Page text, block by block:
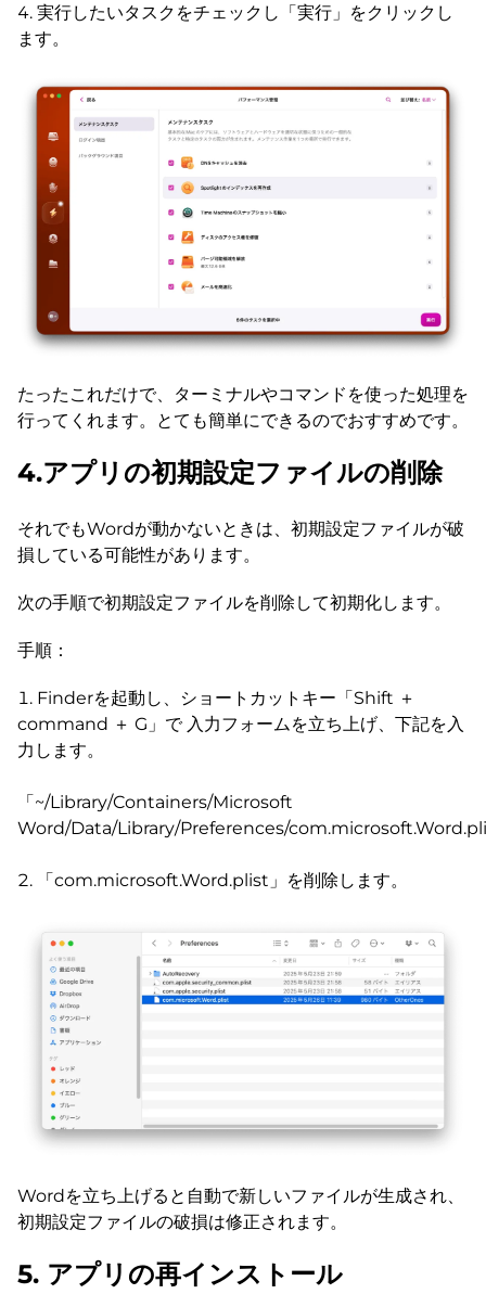
実行したいタスクをチェックし「実行」をクリックし
ます。
たったこれだけで、ターミナルやコマンドを使った処理を
行ってくれます。とても簡単にできるのでおすすめです。
4.アプリの初期設定ファイルの削除
それでもWordが動かないときは、初期設定ファイルが破
損している可能性があります。
次の手順で初期設定ファイルを削除して初期化します。
手順：
Finderを起動し、ショートカットキー「Shift ＋
command ＋ G」で 入力フォームを立ち上げ、下記を入
力します。
「~/Library/Containers/Microsoft
Word/Data/Library/Preferences/
「com.microsoft.Word.plist」を削除します。
Wordを立ち上げると自動で新しいファイルが生成され、
初期設定ファイルの破損は修正されます。
5. アプリの再インストール